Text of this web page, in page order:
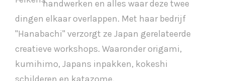
handwerken en alles waar deze twee
dingen elkaar overlappen. Met haar bedrijf
"Hanabachi" verzorgt ze Japan gerelateerde
creatieve workshops. Waaronder origami,
kumihimo, Japans inpakken, kokeshi